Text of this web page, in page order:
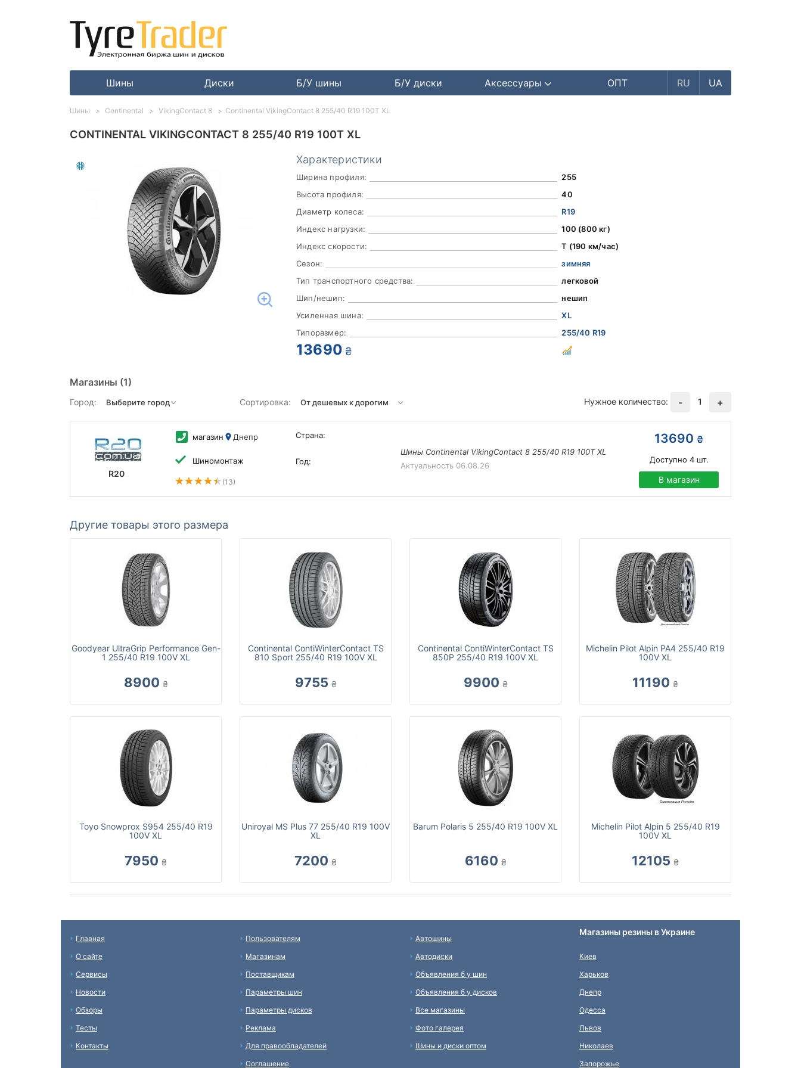
Шины Диски Б/У шины Б/У диски Аксессуары ОПТ RU UA
CONTINENTAL VIKINGCONTACT 8 255/40 R19 100T XL
Характеристики
Ширина профиля:
255
Высота профиля:
40
Диаметр колеса:
R19
Индекс нагрузки:
100 (800 кг)
Индекс скорости:
T (190 км/час)
Сезон:
зимняя
Тип транспортного средства:
легковой
Шип/нешип:
нешип
Усиленная шина:
XL
Типоразмер:
255/40 R19
13690 ₴
Магазины (1)
Город: Сортировка: Нужное количество: - 1 +
R20
магазин Днепр
Шиномонтаж
(13)
Страна:
Год:
Шины Continental VikingContact 8 255/40 R19 100T XL
Актуальность 06.08.26
13690 ₴
Доступно 4шт.
В магазин
Другие товары этого размера
Goodyear UltraGrip Performance Gen-
1 255/40 R19 100V XL
8900 ₴
Continental ContiWinterContact TS
810 Sport 255/40 R19 100V XL
9755 ₴
Continental ContiWinterContact TS
850P 255/40 R19 100V XL
9900 ₴
Michelin Pilot Alpin PA4 255/40 R19
100V XL
11190 ₴
Toyo Snowprox S954 255/40 R19
100V XL
7950 ₴
Uniroyal MS Plus 77 255/40 R19 100V
XL
7200 ₴
Barum Polaris 5 255/40 R19 100V XL
6160 ₴
Michelin Pilot Alpin 5 255/40 R19
100V XL
12105 ₴
Шины Continental VikingContact 8 Continental VikingContact 8 255/40 R19 100T XL
Главная
О сайте
Сервисы
Новости
Обзоры
Тесты
Контакты
Пользователям
Магазинам
Поставщикам
Параметры шин
Параметры дисков
Реклама
Для правообладателей
Соглашение
Автошины
Автодиски
Объявления б у шин
Объявления б у дисков
Все магазины
Фото галерея
Шины и диски оптом
Магазины резины в Украине
Киев
Харьков
Днепр
Одесса
Львов
Николаев
Запорожье